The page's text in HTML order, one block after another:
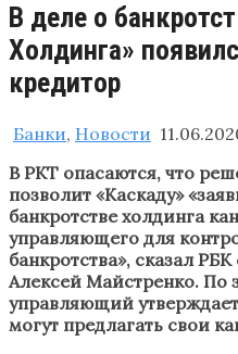
В деле о
Холдинга»
кредитор
Банки, Новости
В РКТ опасаются, что
позволит «Каскаду»
банкротстве холдинга
управляющего для
банкротства», сказал
Алексей Майстренко. По
управляющий
могут предлагать свои